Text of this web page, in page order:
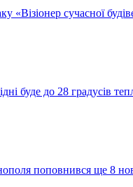
«Візіонер сучасної
буде до 28 градусів
поповнився ще 8